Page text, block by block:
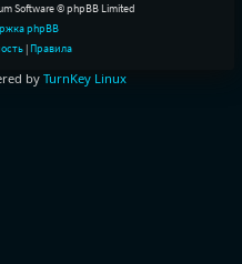
Software © phpBB Limited
phpBB
| Правила
by TurnKey Linux